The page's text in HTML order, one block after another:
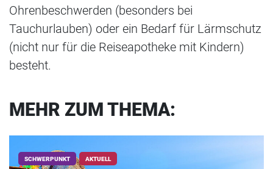
Ohrenbeschwerden (besonders bei
Tauchurlauben) oder ein Bedarf für Lärmschutz
(nicht nur für die Reiseapotheke mit Kindern)
besteht.
MEHR ZUM THEMA:
SCHWERPUNKT AKTUELL